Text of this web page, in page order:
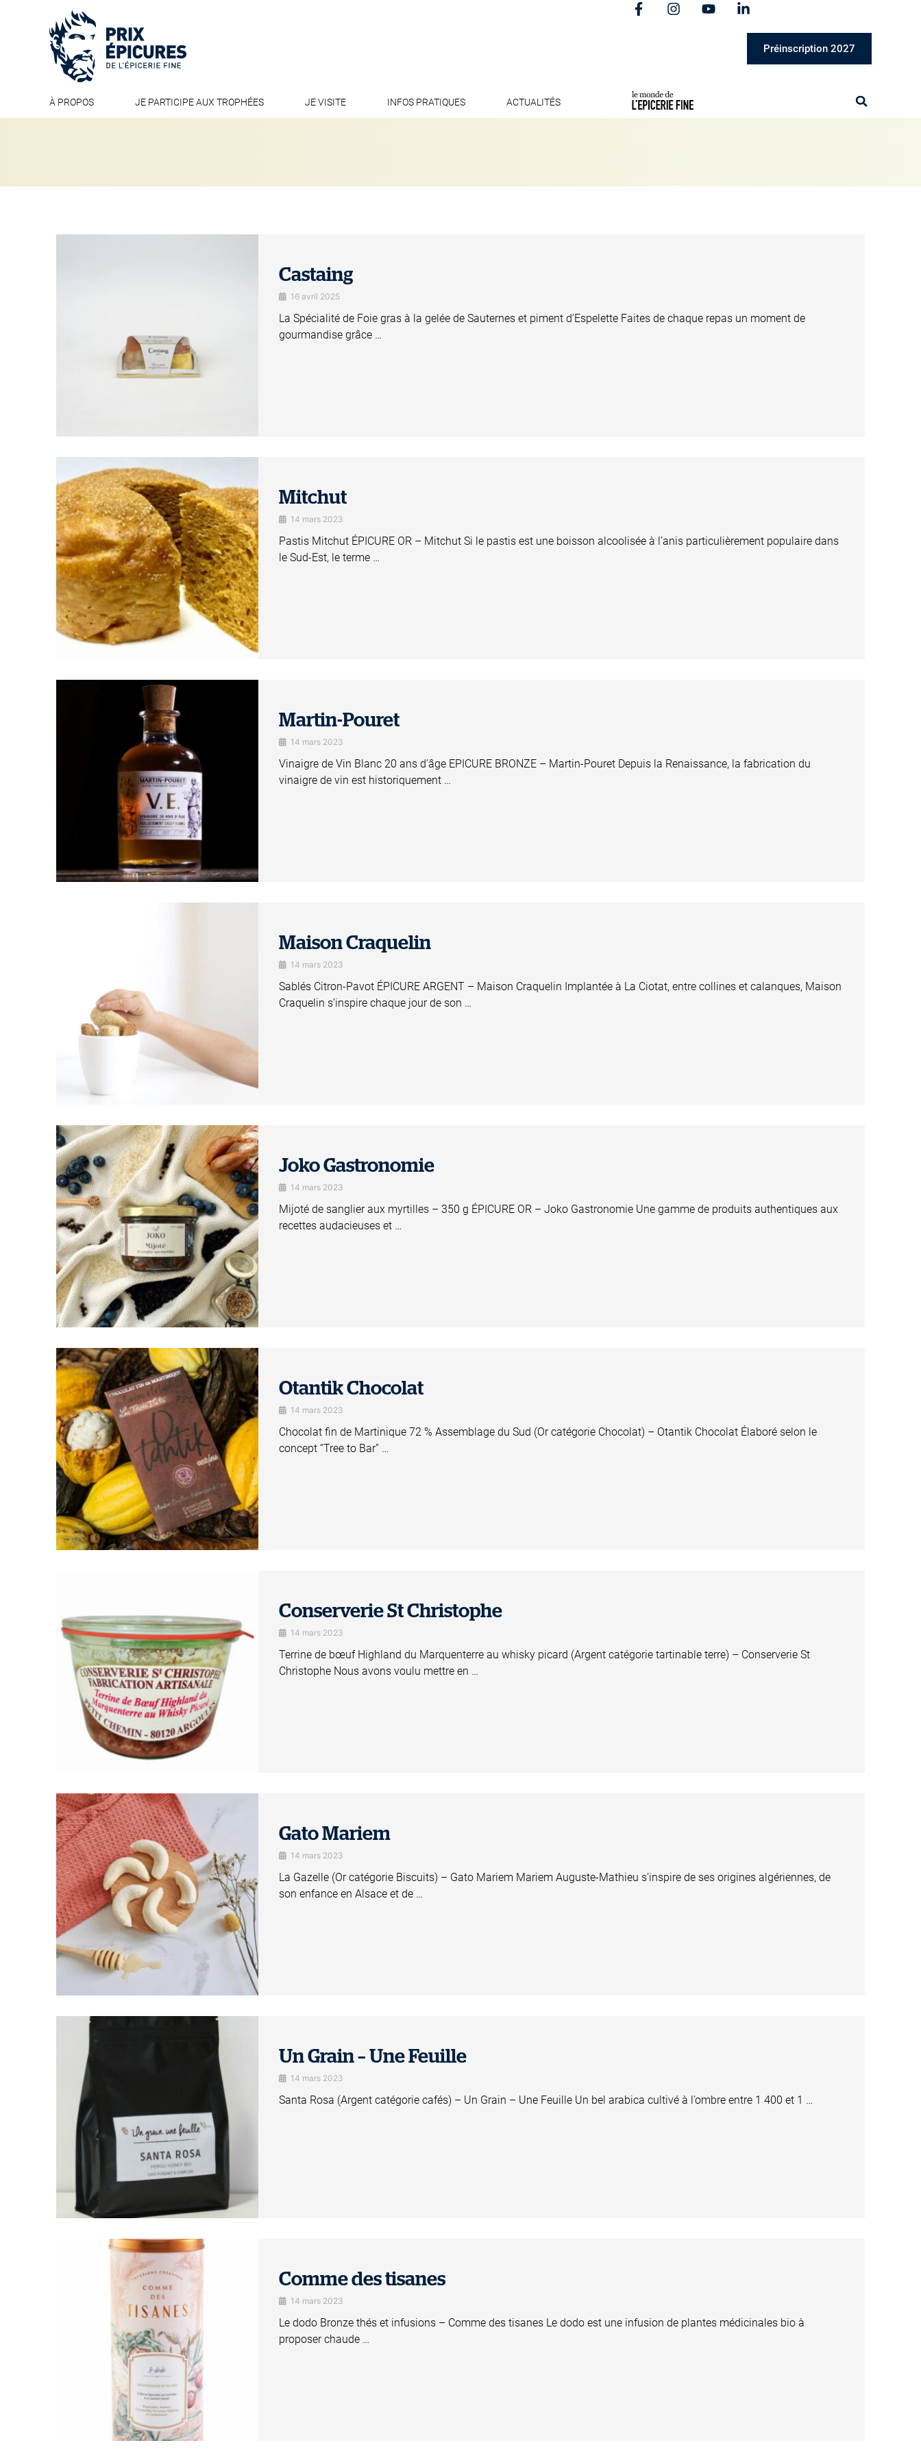
Préinscription 2027
À PROPOS JE PARTICIPE AUX TROPHÉES JE VISITE INFOS PRATIQUES ACTUALITÉS
Castaing
16 avril 2025
La Spécialité de Foie gras à la gelée de Sauternes et piment d’Espelette Faites de chaque repas un moment de
gourmandise grâce …
Mitchut
14 mars 2023
Pastis Mitchut ÉPICURE OR – Mitchut Si le pastis est une boisson alcoolisée à l’anis particulièrement populaire dans
le Sud-Est, le terme …
Martin-Pouret
14 mars 2023
Vinaigre de Vin Blanc 20 ans d’âge EPICURE BRONZE – Martin-Pouret Depuis la Renaissance, la fabrication du
vinaigre de vin est historiquement …
Maison Craquelin
14 mars 2023
Sablés Citron-Pavot ÉPICURE ARGENT – Maison Craquelin Implantée à La Ciotat, entre collines et calanques, Maison
Craquelin s’inspire chaque jour de son …
Joko Gastronomie
14 mars 2023
Mijoté de sanglier aux myrtilles – 350 g ÉPICURE OR – Joko Gastronomie Une gamme de produits authentiques aux
recettes audacieuses et …
Otantik Chocolat
14 mars 2023
Chocolat fin de Martinique 72 % Assemblage du Sud (Or catégorie Chocolat) – Otantik Chocolat Élaboré selon le
concept “Tree to Bar” …
Conserverie St Christophe
14 mars 2023
Terrine de bœuf Highland du Marquenterre au whisky picard (Argent catégorie tartinable terre) – Conserverie St
Christophe Nous avons voulu mettre en …
Gato Mariem
14 mars 2023
La Gazelle (Or catégorie Biscuits) – Gato Mariem Mariem Auguste-Mathieu s’inspire de ses origines algériennes, de
son enfance en Alsace et de …
Un Grain – Une Feuille
14 mars 2023
Santa Rosa (Argent catégorie cafés) – Un Grain – Une Feuille Un bel arabica cultivé à l’ombre entre 1 400 et 1 …
Comme des tisanes
14 mars 2023
Le dodo Bronze thés et infusions – Comme des tisanes Le dodo est une infusion de plantes médicinales bio à
proposer chaude …